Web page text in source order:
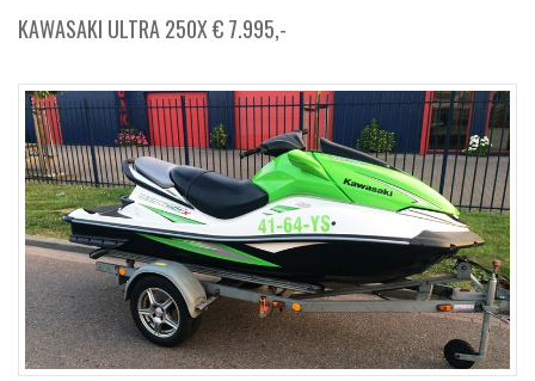
KAWASAKI ULTRA 250X € 7.995,-